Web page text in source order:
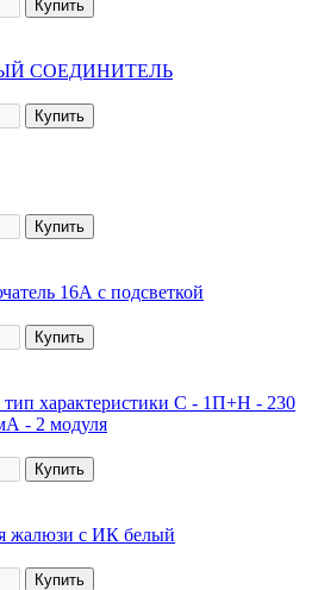
СОЕДИНИТЕЛЬ
16А с подсветкой
характеристики С - 1П+Н - 230
- 2 модуля
жалюзи с ИК белый